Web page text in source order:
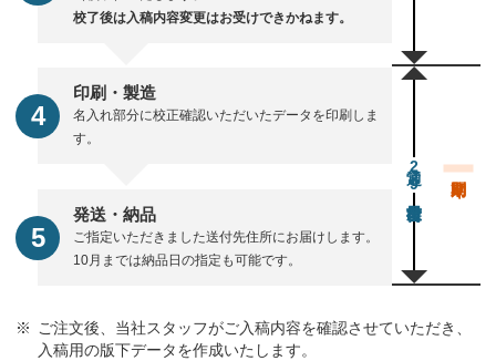
校了後は入稿内容変更はお受けできかねます。
印刷・製造
名入れ部分に校正確認いただいたデータを印刷しま
す。
発送・納品
ご指定いただきました送付先住所にお届けします。
10月までは納品日の指定も可能です。
通常29営業日後出荷
ご注文後、当社スタッフがご入稿内容を確認させていただき、
入稿用の版下データを作成いたします。